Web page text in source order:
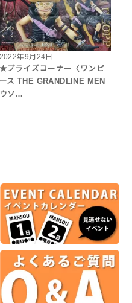
2022年9月24日
★プライズコーナー〈ワンピ
ース THE GRANDLINE MEN
ウソ…